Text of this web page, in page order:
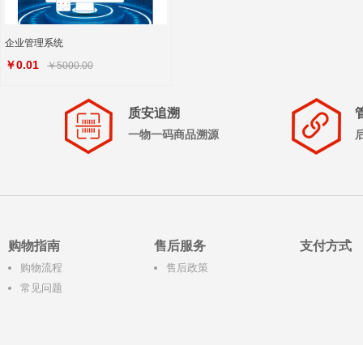
企业管理系统
￥0.01 ￥5000.00
质安追溯
一物一码商品溯源
购物指南
购物流程
常见问题
售后服务
售后政策
支付方式